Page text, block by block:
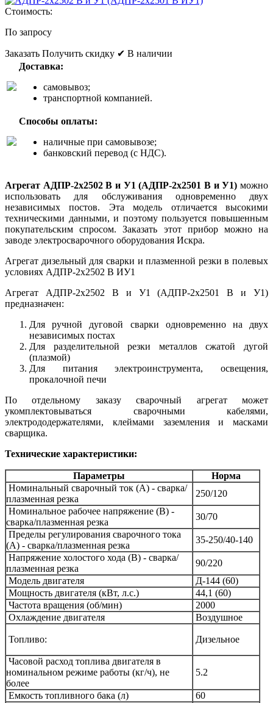
Стоимость:
По запросу
Заказать Получить скидку ✔ В наличии
Доставка:
самовывоз;
транспортной компанией.
Способы оплаты:
наличные при самовывозе;
банковский перевод (с НДС).
Агрегат АДПР-2x2502 В и У1 (АДПР-2х2501 В и У1) можно
использовать для обслуживания одновременно двух
независимых постов. Эта модель отличается высокими
техническими данными, и поэтому пользуется повышенным
покупательским спросом. Заказать этот прибор можно на
заводе электросварочного оборудования Искра.
Агрегат дизельный для сварки и плазменной резки в полевых
условиях АДПР-2x2502 В ИУ1
Агрегат АДПР-2x2502 В и У1 (АДПР-2х2501 В и У1)
предназначен:
Для ручной дуговой сварки одновременно на двух
независимых постах
Для разделительной резки металлов сжатой дугой
(плазмой)
Для питания электроинструмента, освещения,
прокалочной печи
По отдельному заказу сварочный агрегат может
укомплектовываться сварочными кабелями,
электрододержателями, клеймами заземления и масками
сварщика.
Технические характеристики:
Параметры
Норма
Номинальный сварочный ток (А) - сварка/
плазменная резка
250/120
Номинальное рабочее напряжение (В) -
сварка/плазменная резка
30/70
Пределы регулирования сварочного тока
(А) - сварка/плазменная резка
35-250/40-140
Напряжение холостого хода (В) - сварка/
плазменная резка
90/220
Модель двигателя
Д-144 (60)
Мощность двигателя (кВт, л.с.)
44,1 (60)
Частота вращения (об/мин)
2000
Охлаждение двигателя
Воздушное
Топливо: Дизельное
Часовой расход топлива двигателя в
номинальном режиме работы (кг/ч), не
более
5.2
Емкость топливного бака (л)
60